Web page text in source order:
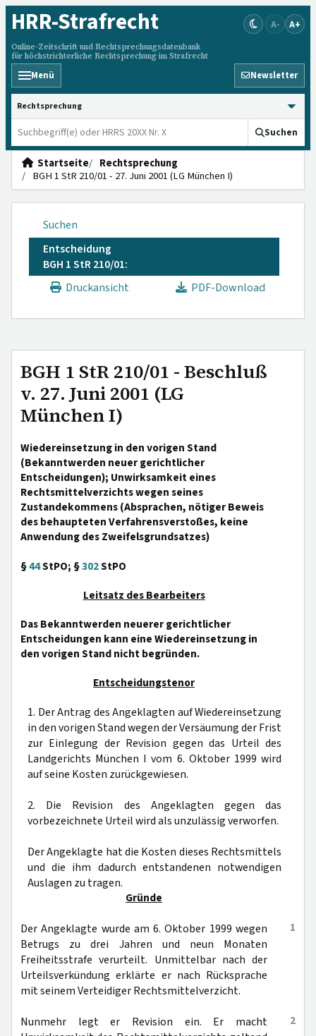
HRR-Strafrecht
Online-Zeitschrift und Rechtsprechungsdatenbank
für höchstrichterliche Rechtsprechung im Strafrecht
A- A+
Menü Newsletter
HRRS durchsuchen
Suchen
Startseite
Rechtsprechung
BGH 1 StR 210/01 - 27. Juni 2001 (LG München I)
Suchen
Entscheidung
BGH 1 StR 210/01:
Druckansicht
PDF-Download
BGH 1 StR 210/01 - Beschluß
v. 27. Juni 2001 (LG
München I)
Wiedereinsetzung in den vorigen Stand
(Bekanntwerden neuer gerichtlicher
Entscheidungen); Unwirksamkeit eines
Rechtsmittelverzichts wegen seines
Zustandekommens (Absprachen, nötiger Beweis
des behaupteten Verfahrensverstoßes, keine
Anwendung des Zweifelsgrundsatzes)
§44StPO; §302StPO
Leitsatz des Bearbeiters
Das Bekanntwerden neuerer gerichtlicher
Entscheidungen kann eine Wiedereinsetzung in
den vorigen Stand nicht begründen.
Entscheidungstenor
1. Der Antrag des Angeklagten auf Wiedereinsetzung
in den vorigen Stand wegen der Versäumung der Frist
zur Einlegung der Revision gegen das Urteil des
Landgerichts München I vom 6. Oktober 1999 wird
auf seine Kosten zurückgewiesen.
2. Die Revision des Angeklagten gegen das
vorbezeichnete Urteil wird als unzulässig verworfen.
Der Angeklagte hat die Kosten dieses Rechtsmittels
und die ihm dadurch entstandenen notwendigen
Auslagen zu tragen.
Gründe
1
Der Angeklagte wurde am 6. Oktober 1999 wegen
Betrugs zu drei Jahren und neun Monaten
Freiheitsstrafe verurteilt. Unmittelbar nach der
Urteilsverkündung erklärte er nach Rücksprache
mit seinem Verteidiger Rechtsmittelverzicht.
2
Nunmehr legt er Revision ein. Er macht